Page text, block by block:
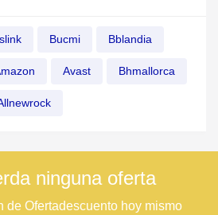
Bucmi Bblandia
Avast Bhmallorca
ninguna oferta
de Ofertadescuento hoy mismo